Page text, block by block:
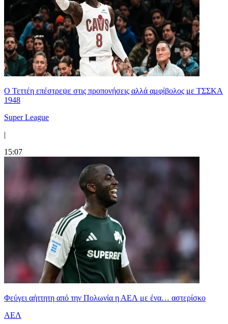
Ο Τεττέη επέστρεψε στις προπονήσεις αλλά αμφίβολος με ΤΣΣΚΑ
1948
Super League
|
15:07
Φεύγει αήττητη από την Πολωνία η ΑΕΛ με ένα… αστερίσκο
ΑΕΛ